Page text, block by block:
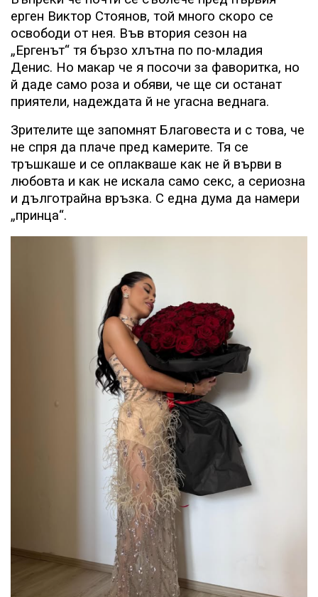
ерген Виктор Стоянов, той много скоро се
освободи от нея. Във втория сезон на
„Ергенът“ тя бързо хлътна по по-младия
Денис. Но макар че я посочи за фаворитка, но
й даде само роза и обяви, че ще си останат
приятели, надеждата й не угасна веднага.
Зрителите ще запомнят Благовеста и с това, че
не спря да плаче пред камерите. Тя се
тръшкаше и се оплакваше как не й върви в
любовта и как не искала само секс, а сериозна
и дълготрайна връзка. С една дума да намери
„принца“.